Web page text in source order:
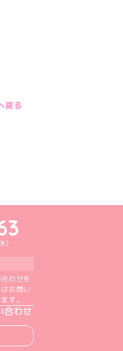
戻る
公式アカウント
んX公式アカウント
ーみんInstagram公式アカウント
いどりーみんFacebook公式アカウン
めいどりーみんYouTube公式アカ
わせを
お問い
す。
合わせ